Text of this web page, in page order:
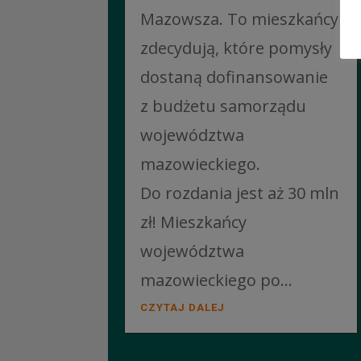
Mazowsza. To mieszkańcy
zdecydują, które pomysły
dostaną dofinansowanie
z budżetu samorządu
województwa
mazowieckiego.
Do rozdania jest aż 30 mln
zł! Mieszkańcy
województwa
mazowieckiego po...
CZYTAJ DALEJ